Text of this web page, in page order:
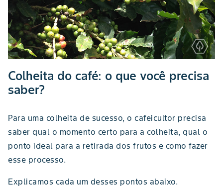
Colheita do café: o que você precisa
saber?
Para uma colheita de sucesso, o cafeicultor precisa
saber qual o momento certo para a colheita, qual o
ponto ideal para a retirada dos frutos e como fazer
esse processo.
Explicamos cada um desses pontos abaixo.